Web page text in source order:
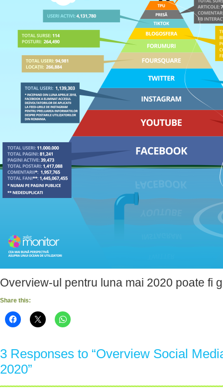
Overview-ul pentru luna mai 2020 poate fi
Share this:
3 Responses to “Overview Social
2020”